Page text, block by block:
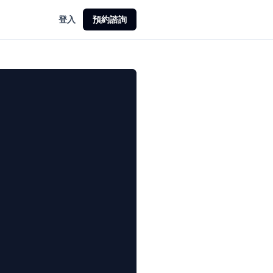
登入 預約諮詢